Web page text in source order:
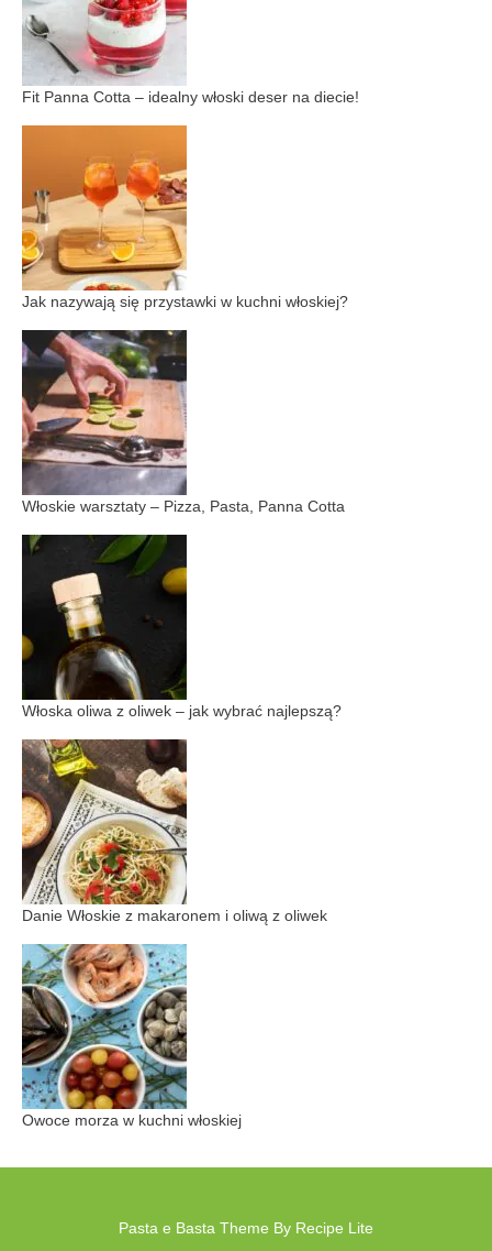
Fit Panna Cotta – idealny włoski deser na diecie!
Jak nazywają się przystawki w kuchni włoskiej?
Włoskie warsztaty – Pizza, Pasta, Panna Cotta
Włoska oliwa z oliwek – jak wybrać najlepszą?
Danie Włoskie z makaronem i oliwą z oliwek
Owoce morza w kuchni włoskiej
Pasta e Basta Theme By Recipe Lite